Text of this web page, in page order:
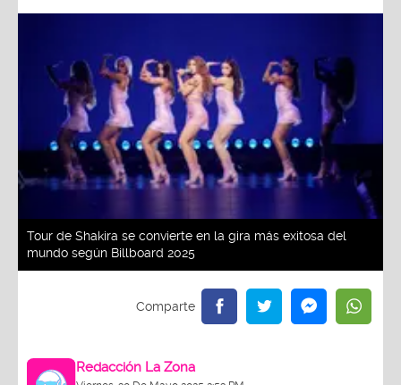
Tour de Shakira se convierte en la gira más exitosa del
mundo según Billboard 2025
Redacción La Zona